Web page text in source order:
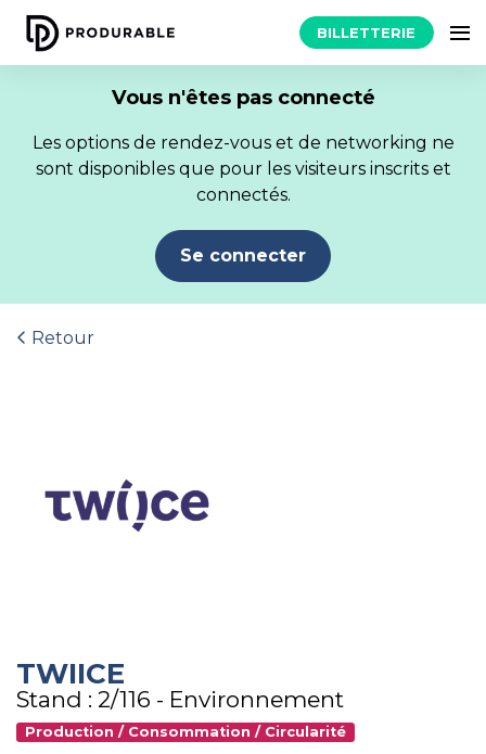
BILLETTERIE
Vous n'êtes pas connecté
Les options de rendez-vous et de networking ne
sont disponibles que pour les visiteurs inscrits et
connectés.
Se connecter
Retour
TWIICE
Stand : 2/116 - Environnement
Production / Consommation / Circularité